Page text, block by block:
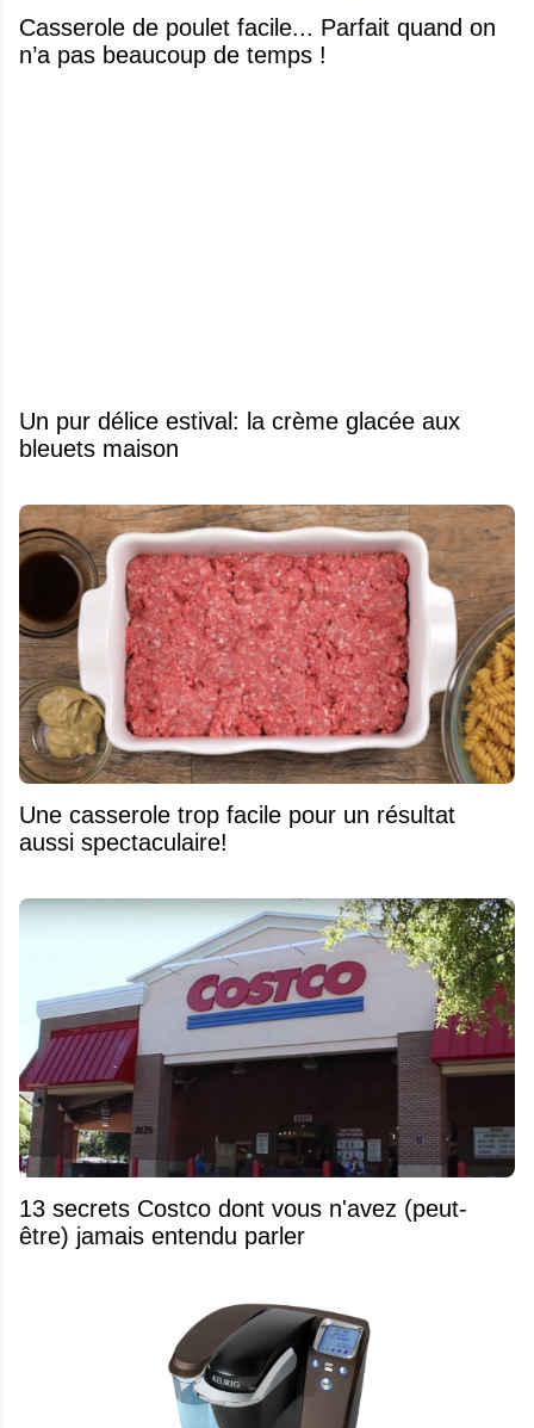
Casserole de poulet facile... Parfait quand on
n’a pas beaucoup de temps !
Un pur délice estival: la crème glacée aux
bleuets maison
Une casserole trop facile pour un résultat
aussi spectaculaire!
13 secrets Costco dont vous n'avez (peut-
être) jamais entendu parler